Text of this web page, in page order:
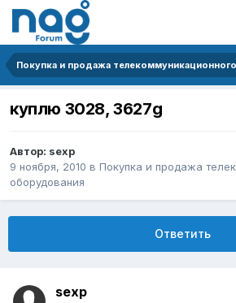
куплю 3028, 3627g
Автор: sexp
9 ноября, 2010 в Покупка и продажа
оборудования
Ответить
sexp